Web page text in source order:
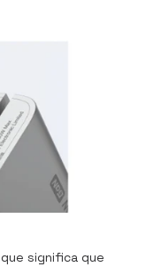
significa que